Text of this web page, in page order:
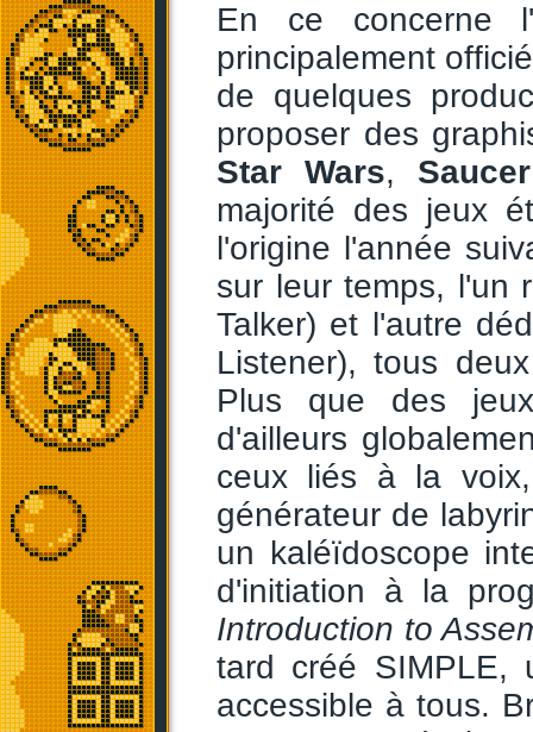
En ce concerne
principalement
de quelques
proposer des
Star Wars,
majorité des jeux
l'origine l'année
sur leur temps, l'un
Talker) et l'autre
Listener), tous
Plus que des
d'ailleurs
ceux liés à la
générateur de
un kaléïdoscope
d'initiation à la
Introduction to
tard créé SIMPLE,
accessible à tous.